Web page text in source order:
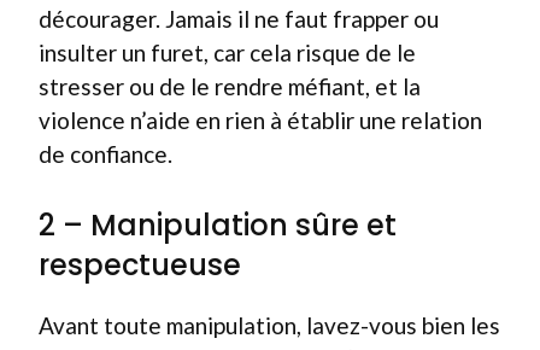
décourager. Jamais il ne faut frapper ou
insulter un furet, car cela risque de le
stresser ou de le rendre méfiant, et la
violence n’aide en rien à établir une relation
de confiance.
2 – Manipulation sûre et
respectueuse
Avant toute manipulation, lavez-vous bien les